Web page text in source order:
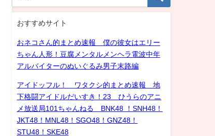
おすすめサイト
おネコさん的まとめ速報 僕の彼女はエリー
ちゃん人形！豆腐メンタルメンヘラ電波中年
アルバイターのぬいぐるみ男子末路編
アイドッフル！ ワタクシ的まとめ速報 地
下格闘アイドルだいすき！23 ひうらのアニ
メ放送局101ちゃんねる BNK48 ！SNH48！
JKT48！MNL48！SGO48！GNZ48！
STU48！SKE48